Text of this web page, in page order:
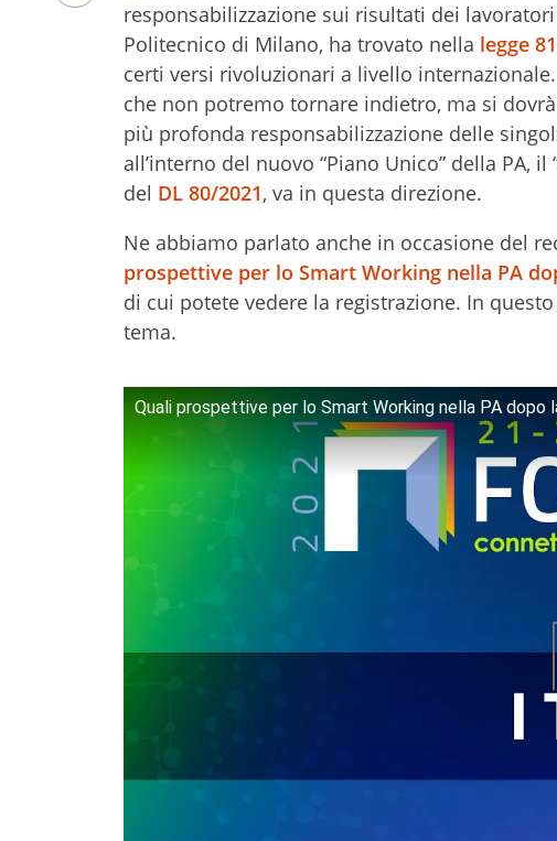
responsabilizzazione sui risultati dei
Politecnico di Milano, ha trovato nella legge
certi versi rivoluzionari a livello
che non potremo tornare indietro, ma si
più profonda responsabilizzazione delle
all’interno del nuovo “Piano Unico” della PA,
del DL 80/2021, va in questa direzione.
Ne abbiamo parlato anche in occasione del
prospettive per lo Smart Working nella PA
di cui potete vedere la registrazione. In
tema.
Quali prospettive per lo Smart Working nella PA dopo